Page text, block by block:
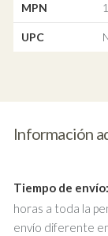
MPN
UPC
Información
Tiempo de envío:
horas a toda la
envío diferente